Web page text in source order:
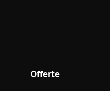
Offerte